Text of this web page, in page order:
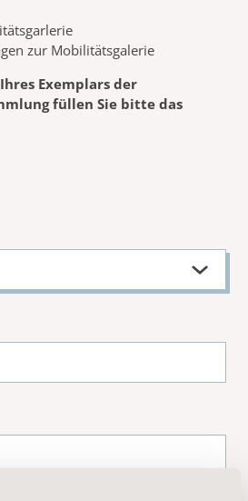
zur Mobilitätsgalerie
Exemplars der
füllen Sie bitte das